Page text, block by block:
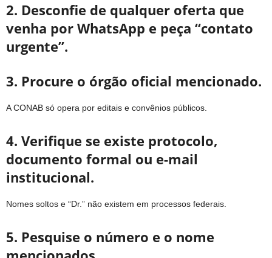
2. Desconfie de qualquer oferta que
venha por WhatsApp e peça “contato
urgente”.
3. Procure o órgão oficial mencionado.
A CONAB só opera por editais e convênios públicos.
4. Verifique se existe protocolo,
documento formal ou e-mail
institucional.
Nomes soltos e “Dr.” não existem em processos federais.
5. Pesquise o número e o nome